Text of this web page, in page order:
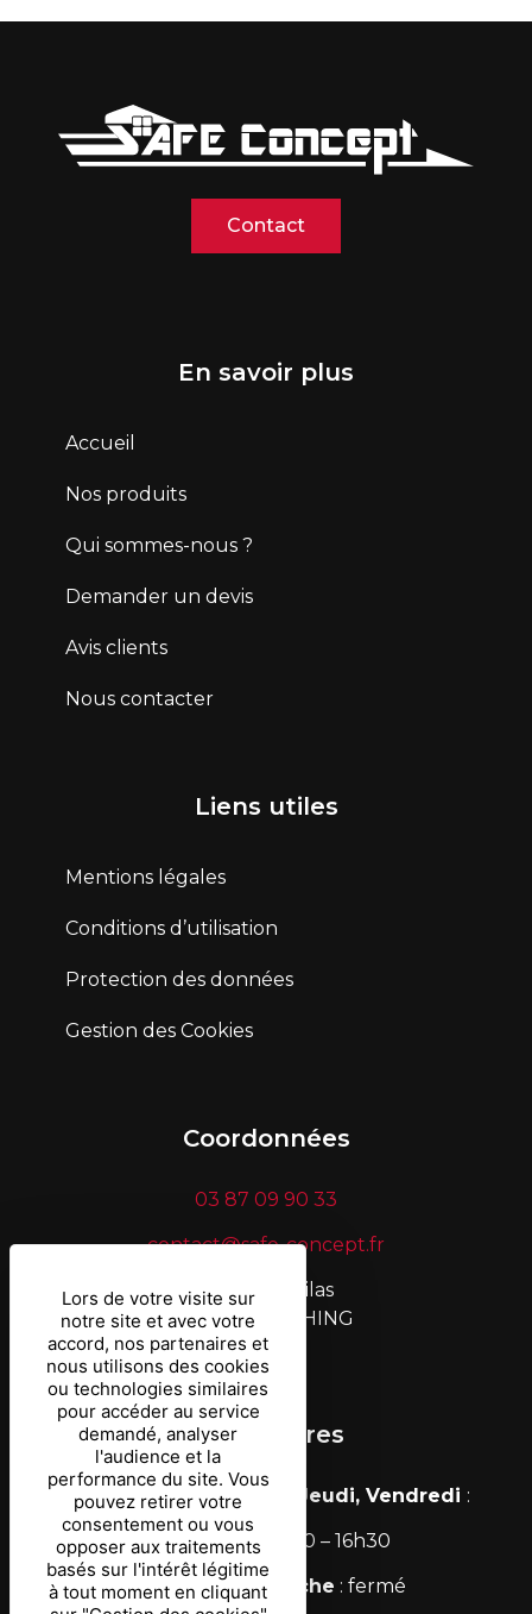
Contact
En savoir plus
Accueil
Nos produits
Qui sommes-nous ?
Demander un devis
Avis clients
Nous contacter
Liens utiles
Mentions légales
Conditions d’utilisation
Protection des données
Gestion des Cookies
Coordonnées
03 87 09 90 33
contact@safe-concept.fr
6, rue des Lilas
F-57720 ERCHING
Nos horaires
Lundi, Mardi, Mercredi, Jeudi, Vendredi :
8h30 – 12h / 13h30 – 16h30
Samedi & Dimanche : fermé
Lors de votre visite sur
notre site et avec votre
accord, nos partenaires et
nous utilisons des cookies
ou technologies similaires
pour accéder au service
demandé, analyser
l'audience et la
performance du site. Vous
pouvez retirer votre
consentement ou vous
opposer aux traitements
basés sur l'intérêt légitime
à tout moment en cliquant